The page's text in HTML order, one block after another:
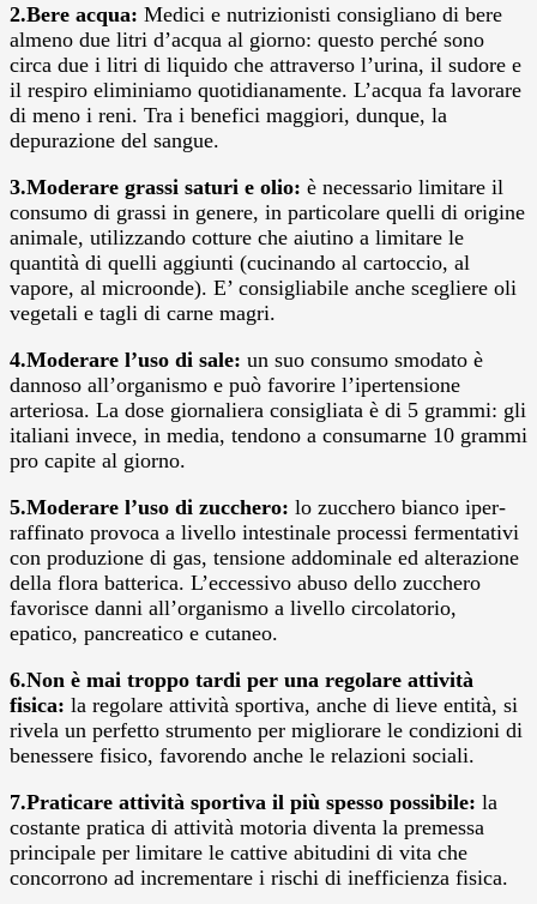
2.Bere acqua: Medici e nutrizionisti consigliano di bere
almeno due litri d’acqua al giorno: questo perché sono
circa due i litri di liquido che attraverso l’urina, il sudore e
il respiro eliminiamo quotidianamente. L’acqua fa lavorare
di meno i reni. Tra i benefici maggiori, dunque, la
depurazione del sangue.
3.Moderare grassi saturi e olio: è necessario limitare il
consumo di grassi in genere, in particolare quelli di origine
animale, utilizzando cotture che aiutino a limitare le
quantità di quelli aggiunti (cucinando al cartoccio, al
vapore, al microonde). E’ consigliabile anche scegliere oli
vegetali e tagli di carne magri.
4.Moderare l’uso di sale: un suo consumo smodato è
dannoso all’organismo e può favorire l’ipertensione
arteriosa. La dose giornaliera consigliata è di 5 grammi: gli
italiani invece, in media, tendono a consumarne 10 grammi
pro capite al giorno.
5.Moderare l’uso di zucchero: lo zucchero bianco iper-
raffinato provoca a livello intestinale processi fermentativi
con produzione di gas, tensione addominale ed alterazione
della flora batterica. L’eccessivo abuso dello zucchero
favorisce danni all’organismo a livello circolatorio,
epatico, pancreatico e cutaneo.
6.Non è mai troppo tardi per una regolare attività
fisica: la regolare attività sportiva, anche di lieve entità, si
rivela un perfetto strumento per migliorare le condizioni di
benessere fisico, favorendo anche le relazioni sociali.
7.Praticare attività sportiva il più spesso possibile: la
costante pratica di attività motoria diventa la premessa
principale per limitare le cattive abitudini di vita che
concorrono ad incrementare i rischi di inefficienza fisica.